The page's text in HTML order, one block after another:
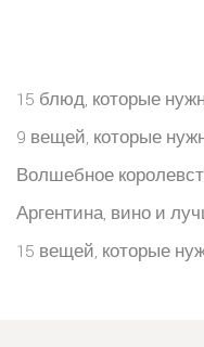
15 блюд, которые
9 вещей, которые
Волшебное
Аргентина, вино и
15 вещей, которые